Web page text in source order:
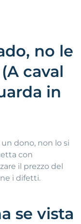
no le
caval
in
dono, non lo si
con
il prezzo del
i difetti.
se vista